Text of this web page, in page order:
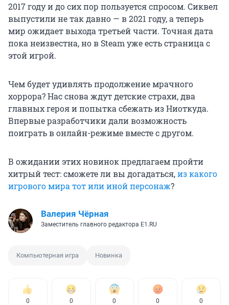
2017 году и до сих пор пользуется спросом. Сиквел
выпустили не так давно — в 2021 году, а теперь
мир ожидает выхода третьей части. Точная дата
пока неизвестна, но в Steam уже есть страница с
этой игрой.
Чем будет удивлять продолжение мрачного
хоррора? Нас снова ждут детские страхи, два
главных героя и попытка сбежать из Ниоткуда.
Впервые разработчики дали возможность
поиграть в онлайн-режиме вместе с другом.
В ожидании этих новинок предлагаем пройти
хитрый тест: сможете ли вы догадаться,из какого
игрового мира тот или иной персонаж?
Валерия Чёрная
Заместитель главного редактора E1.RU
Компьютерная игра Новинка
0 0 0 0 0